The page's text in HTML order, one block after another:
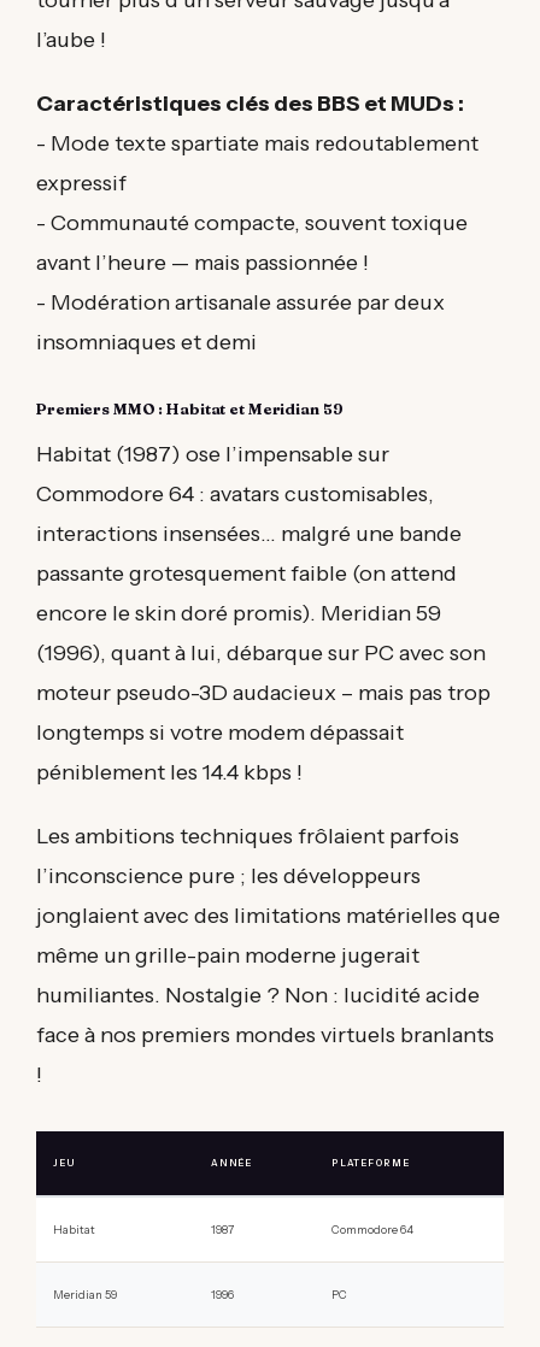
l’aube !
Caractéristiques clés des BBS et MUDs :
- Mode texte spartiate mais redoutablement
expressif
- Communauté compacte, souvent toxique
avant l’heure — mais passionnée !
- Modération artisanale assurée par deux
insomniaques et demi
Premiers MMO : Habitat et Meridian 59
Habitat (1987) ose l’impensable sur
Commodore 64 : avatars customisables,
interactions insensées… malgré une bande
passante grotesquement faible (on attend
encore le skin doré promis). Meridian 59
(1996), quant à lui, débarque sur PC avec son
moteur pseudo-3D audacieux – mais pas trop
longtemps si votre modem dépassait
péniblement les 14.4 kbps !
Les ambitions techniques frôlaient parfois
l’inconscience pure ; les développeurs
jonglaient avec des limitations matérielles que
même un grille-pain moderne jugerait
humiliantes. Nostalgie ? Non : lucidité acide
face à nos premiers mondes virtuels branlants
!
JEU ANNÉE PLATEFORME
Habitat 1987 Commodore 64
Meridian 59 1996 PC